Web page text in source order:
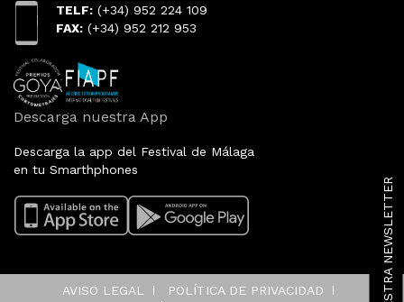
TELF: (+34) 952 224 109
FAX: (+34) 952 212 953
Descarga nuestra App
Descarga la app del Festival de Málaga
en tu Smarthphones
AVISO LEGAL
POLÍTICA DE PRIVACIDAD